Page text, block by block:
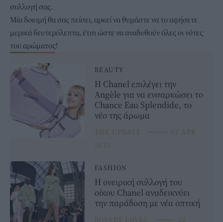
συλλογή σας.
Μία δοκιμή θα σας πείσει, αρκεί να θυμάστε να το αφήσετε
μερικά δευτερόλεπτα, έτσι ώστε να αναδυθούν όλες οι νότες
του αρώματος!
BEAUTY
Η Chanel επιλέγει την
Angèle για να ενσαρκώσει το
Chance Eau Splendide, το
νέο της άρωμα
THE UPDATE ⸻ 07 APR
2025
FASHION
Η ονειρική συλλογή του
οίκου Chanel αναδεικνύει
την παράδοση με νέα οπτική
BOVARY LOVES ⸻ 12